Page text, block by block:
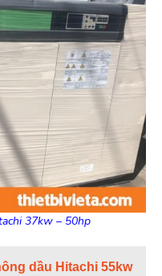
37kw – 50hp
dầu Hitachi 55kw